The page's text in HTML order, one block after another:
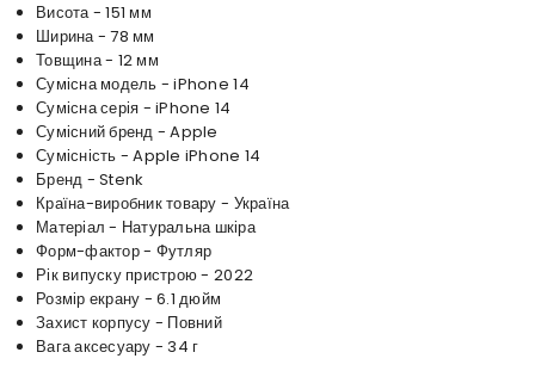
Висота - 151 мм
Ширина - 78 мм
Товщина - 12 мм
Сумісна модель - iPhone 14
Сумісна серія - iPhone 14
Сумісний бренд - Apple
Сумісність - Apple iPhone 14
Бренд - Stenk
Країна-виробник товару - Україна
Матеріал - Натуральна шкіра
Форм-фактор - Футляр
Рік випуску пристрою - 2022
Розмір екрану - 6.1 дюйм
Захист корпусу - Повний
Вага аксесуару - 34 г